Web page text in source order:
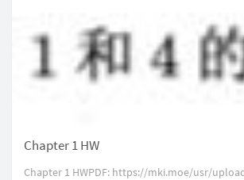
Chapter 1 HW
Chapter 1 HWPDF: https://mki.moe/usr/